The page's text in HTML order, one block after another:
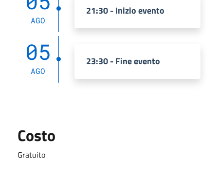
AGO
21:30 - Inizio evento
05
AGO
23:30 - Fine evento
Costo
Gratuito